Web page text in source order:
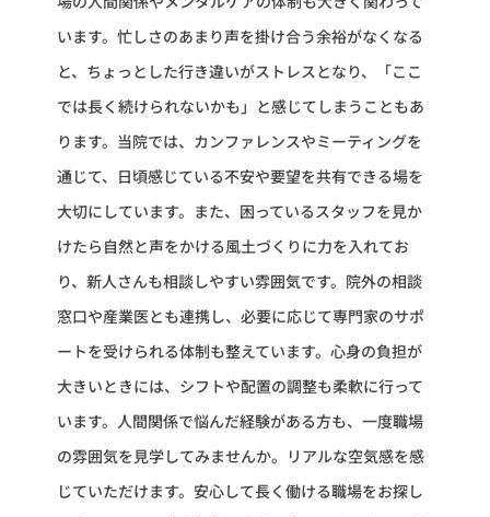
います。忙しさのあまり声を掛け合う余裕がなくなる
と、ちょっとした行き違いがストレスとなり、「ここ
では長く続けられないかも」と感じてしまうこともあ
ります。当院では、カンファレンスやミーティングを
通じて、日頃感じている不安や要望を共有できる場を
大切にしています。また、困っているスタッフを見か
けたら自然と声をかける風土づくりに力を入れてお
り、新人さんも相談しやすい雰囲気です。院外の相談
窓口や産業医とも連携し、必要に応じて専門家のサポ
ートを受けられる体制も整えています。心身の負担が
大きいときには、シフトや配置の調整も柔軟に行って
います。人間関係で悩んだ経験がある方も、一度職場
の雰囲気を見学してみませんか。リアルな空気感を感
じていただけます。安心して長く働ける職場をお探し